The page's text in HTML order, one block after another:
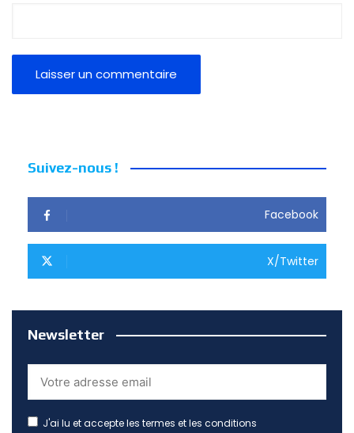
Suivez-nous !
Facebook
X/Twitter
Newsletter
J'ai lu et accepte les termes et les conditions